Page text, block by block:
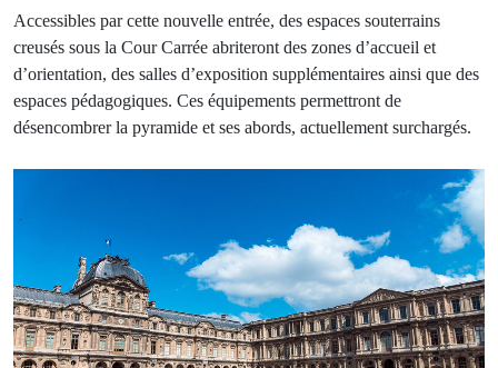
Accessibles par cette nouvelle entrée, des espaces souterrains
creusés sous la Cour Carrée abriteront des zones d’accueil et
d’orientation, des salles d’exposition supplémentaires ainsi que des
espaces pédagogiques. Ces équipements permettront de
désencombrer la pyramide et ses abords, actuellement surchargés.